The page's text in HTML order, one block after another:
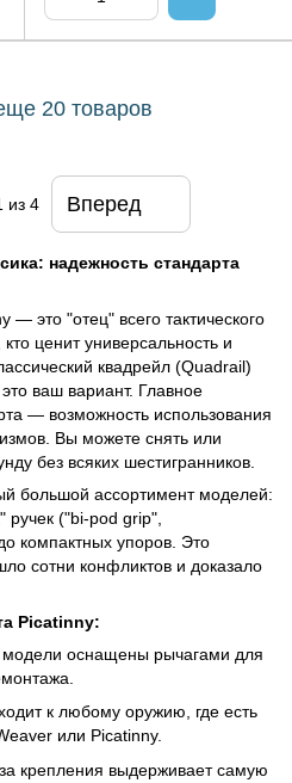
20 товаров
из 4 Вперед
надежность стандарта
— это "отец" всего тактического
ценит универсальность и
квадрейл (Quadrail)
ваш вариант. Главное
— возможность использования
Вы можете снять или
без всяких шестигранников.
большой ассортимент моделей:
("bi-pod grip",
компактных упоров. Это
сотни конфликтов и доказало
Picatinny:
оснащены рычагами для
к любому оружию, где есть
или Picatinny.
крепления выдерживает самую